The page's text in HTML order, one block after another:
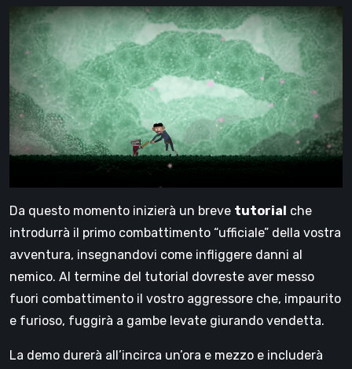
Da questo momento inizierà un breve tutorial che
introdurrà il primo combattimento “ufficiale” della vostra
avventura, insegnandovi come infliggere danni al
nemico. Al termine del tutorial dovreste aver messo
fuori combattimento il vostro aggressore che, impaurito
e furioso, fuggirà a gambe levate giurando vendetta.
La demo durerà all’incirca un’ora e mezzo e includerà